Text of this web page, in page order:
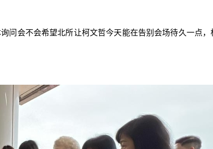
问会不会希望北所让柯文哲今天能在告别会场待久一点，